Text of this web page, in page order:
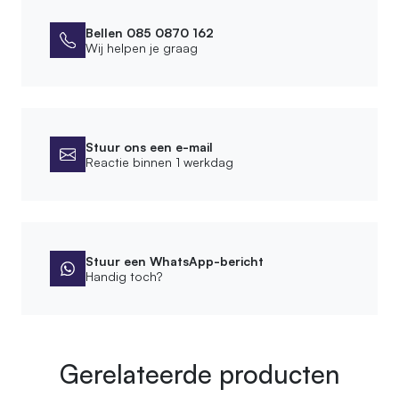
Bevestigingsmateriaal meegeleverd
Montagewijze
Plafondmontage
Afwerking
Bewerking
Wattage
Bellen 085 0870 162
Wij helpen je graag
Stuur ons een e-mail
Reactie binnen 1 werkdag
Stuur een WhatsApp-bericht
Handig toch?
Gerelateerde producten